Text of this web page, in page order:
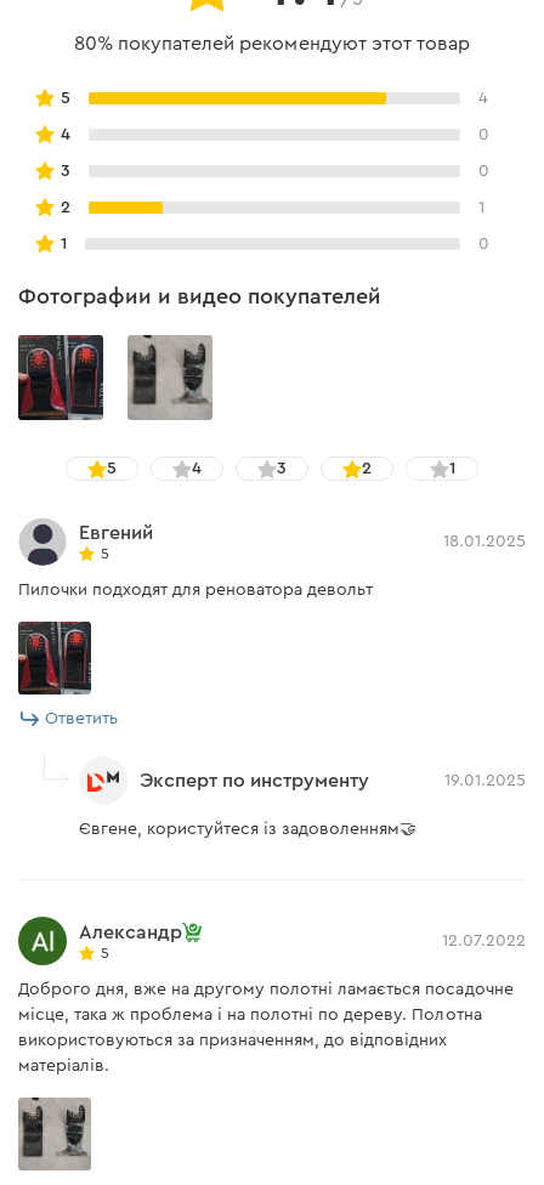
80% покупателей рекомендуют этот товар
5 4
4 0
3 0
2 1
1 0
Фотографии и видео покупателей
5 4 3 2 1
Евгений
5
18.01.2025
Пилочки подходят для реноватора девольт
Ответить
Эксперт по инструменту 19.01.2025
Євгене, користуйтеся із задоволенням🤝
Александр
5
12.07.2022
Доброго дня, вже на другому полотні ламається посадочне
місце, така ж проблема і на полотні по дереву. Полотна
використовуються за призначенням, до відповідних
матеріалів.